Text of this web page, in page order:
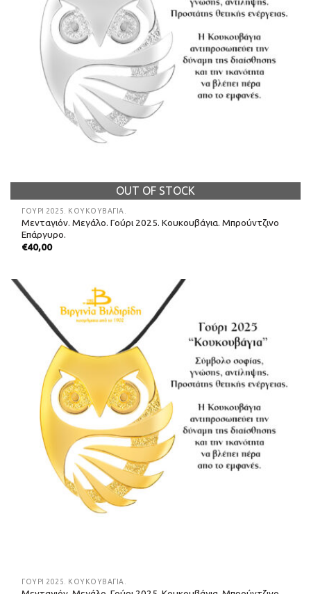
OUT OF STOCK
ΓΟΎΡΙ 2025. ΚΟΥΚΟΥΒΆΓΙΑ.
Μενταγιόν. Μεγάλο. Γούρι 2025. Κουκουβάγια. Μπρούντζινο
Επάργυρο.
€40,00
ΓΟΎΡΙ 2025. ΚΟΥΚΟΥΒΆΓΙΑ.